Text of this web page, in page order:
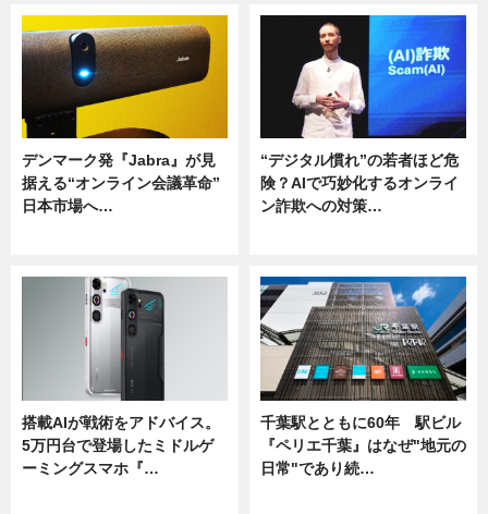
デンマーク発『Jabra』が見
据える“オンライン会議革命”
日本市場へ…
“デジタル慣れ”の若者ほど危
険？AIで巧妙化するオンライ
ン詐欺への対策…
搭載AIが戦術をアドバイス。
5万円台で登場したミドルゲ
ーミングスマホ『…
千葉駅とともに60年 駅ビル
『ペリエ千葉』はなぜ"地元の
日常"であり続…